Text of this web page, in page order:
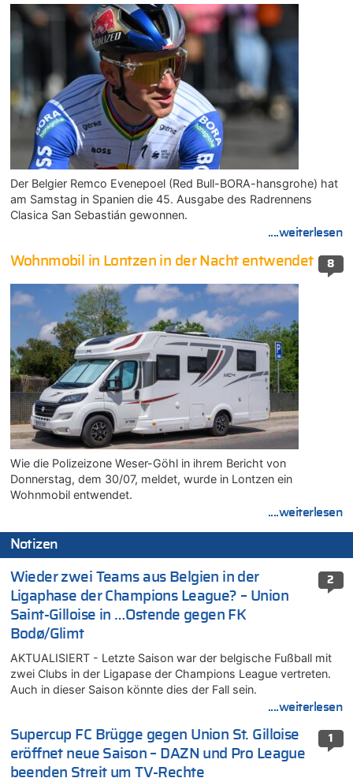
Der Belgier Remco Evenepoel (Red Bull-BORA-hansgrohe) hat
am Samstag in Spanien die 45. Ausgabe des Radrennens
Clasica San Sebastián gewonnen.
....weiterlesen
8
Wohnmobil in Lontzen in der Nacht entwendet
Wie die Polizeizone Weser-Göhl in ihrem Bericht von
Donnerstag, dem 30/07, meldet, wurde in Lontzen ein
Wohnmobil entwendet.
....weiterlesen
Notizen
2
Wieder zwei Teams aus Belgien in der
Ligaphase der Champions League? – Union
Saint-Gilloise in …Ostende gegen FK
Bodø/Glimt
AKTUALISIERT - Letzte Saison war der belgische Fußball mit
zwei Clubs in der Ligapase der Champions League vertreten.
Auch in dieser Saison könnte dies der Fall sein.
....weiterlesen
1
Supercup FC Brügge gegen Union St. Gilloise
eröffnet neue Saison – DAZN und Pro League
beenden Streit um TV-Rechte